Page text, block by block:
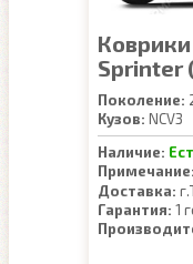
Sprinter
Поколение:
Кузов: NCV3
Наличие:
Примечание:
Доставка:
Гарантия: 1